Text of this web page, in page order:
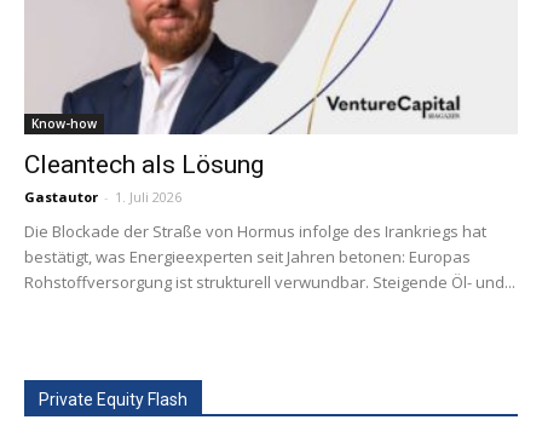
Know-how
Cleantech als Lösung
Gastautor - 1. Juli 2026
Die Blockade der Straße von Hormus infolge des Irankriegs hat
bestätigt, was Energieexperten seit Jahren betonen: Europas
Rohstoffversorgung ist strukturell verwundbar. Steigende Öl- und...
Private Equity Flash